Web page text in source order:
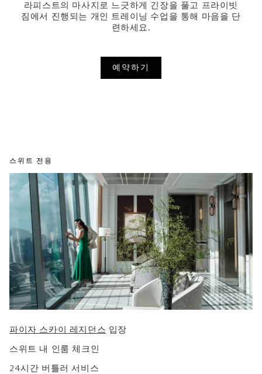
라피스트의 마사지로 느긋하게 긴장을 풀고 프라이빗
짐에서 진행되는 개인 트레이닝 수업을 통해 마음을 단
련하세요.
예약하기
스위트 전용
파이자 스카이 레지던스 입장
스위트 내 인룸 체크인
24시간 버틀러 서비스